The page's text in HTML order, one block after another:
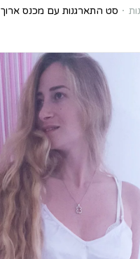
סט התארגנות עם מכנס ארוך